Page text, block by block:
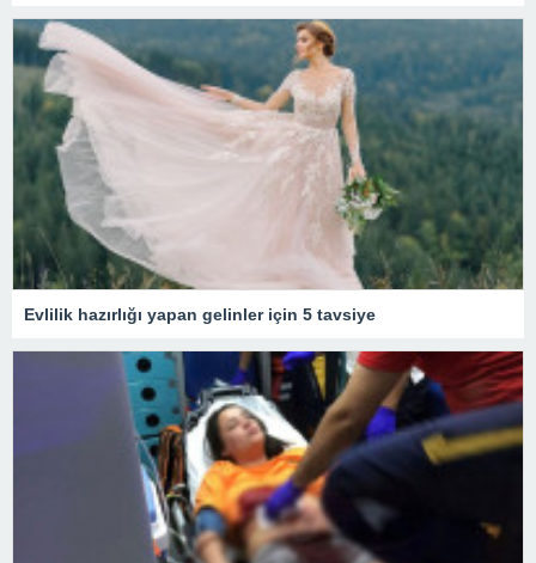
Evlilik hazırlığı yapan gelinler için 5 tavsiye